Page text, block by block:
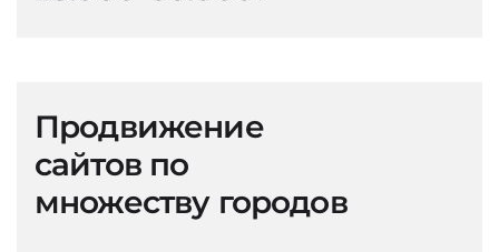
Продвижение
сайтов по
множеству городов